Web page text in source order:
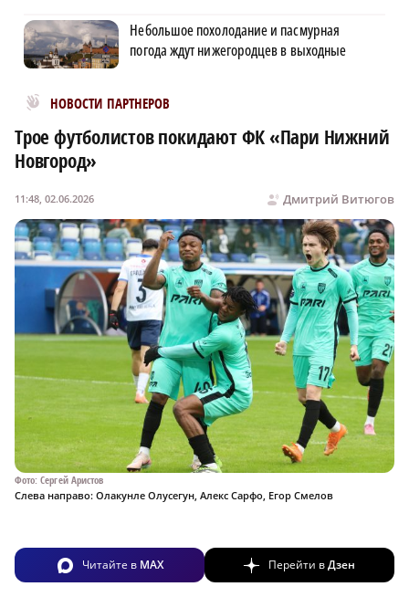
Небольшое похолодание и пасмурная
погода ждут нижегородцев в выходные
НОВОСТИ ПАРТНЕРОВ
Новости МирТесен
Трое футболистов покидают ФК «Пари Нижний
Новгород»
Дмитрий Витюгов
11:48, 02.06.2026
Фото: Сергей Аристов
Слева направо: Олакунле Олусегун, Алекс Сарфо, Егор Смелов
Читайте в MAX Перейти вДзен